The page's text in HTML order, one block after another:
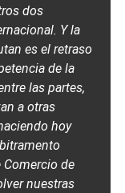
dos
Y la
es el retraso
de la
las partes,
a otras
hoy
Comercio de
nuestras